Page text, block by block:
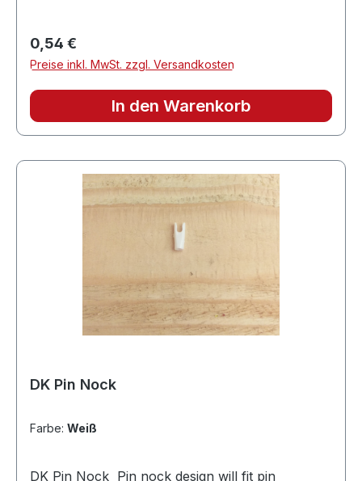
Regulärer Preis:
0,54 €
Preise inkl. MwSt. zzgl. Versandkosten
In den Warenkorb
DK Pin Nock
Farbe: Weiß
DK Pin Nock Pin nock design will fit pin